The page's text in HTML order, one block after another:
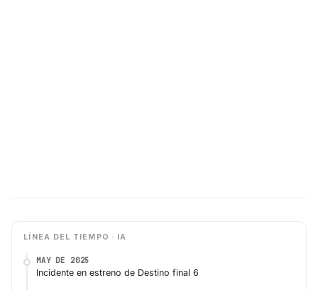
LÍNEA DEL TIEMPO · IA
MAY DE 2025
Incidente en estreno de Destino final 6